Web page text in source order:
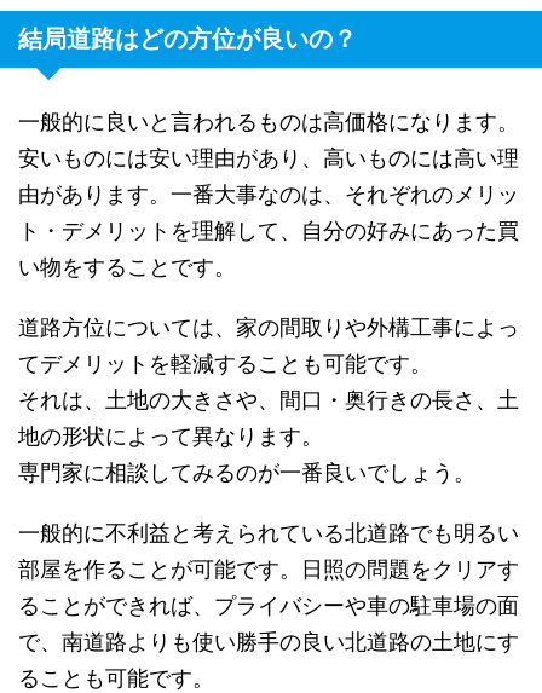
結局道路はどの方位が良いの？
一般的に良いと言われるものは高価格になります。
安いものには安い理由があり、高いものには高い理
由があります。一番大事なのは、それぞれのメリッ
ト・デメリットを理解して、自分の好みにあった買
い物をすることです。
道路方位については、家の間取りや外構工事によっ
てデメリットを軽減することも可能です。
それは、土地の大きさや、間口・奥行きの長さ、土
地の形状によって異なります。
専門家に相談してみるのが一番良いでしょう。
一般的に不利益と考えられている北道路でも明るい
部屋を作ることが可能です。日照の問題をクリアす
ることができれば、プライバシーや車の駐車場の面
で、南道路よりも使い勝手の良い北道路の土地にす
ることも可能です。